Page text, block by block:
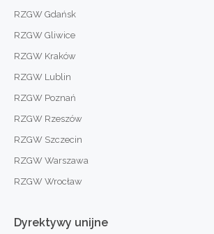
RZGW Gdańsk
RZGW Gliwice
RZGW Kraków
RZGW Lublin
RZGW Poznań
RZGW Rzeszów
RZGW Szczecin
RZGW Warszawa
RZGW Wrocław
Dyrektywy unijne